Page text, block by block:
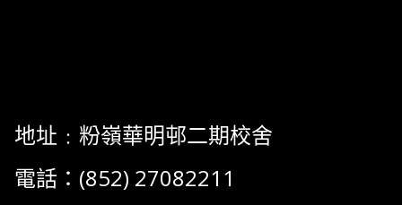
地址﹕粉嶺華明邨二期校舍
電話：(852) 27082211